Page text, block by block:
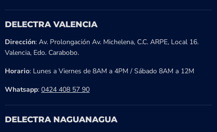
DELECTRA VALENCIA
Dirección: Av. Prolongación Av. Michelena, C.C. ARPE, Local 16.
Valencia, Edo. Carabobo.
Horario: Lunes a Viernes de 8AM a 4PM / Sábado 8AM a 12M
Whatsapp: 0424 408 57 90
DELECTRA NAGUANAGUA